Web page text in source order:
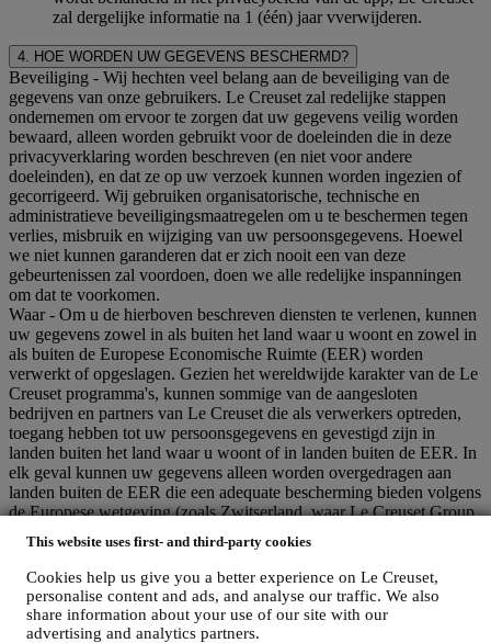
This website uses first- and third-party cookies
Cookies help us give you a better experience on Le Creuset,
personalise content and ads, and analyse our traffic. We also
share information about your use of our site with our
advertising and analytics partners.
zal dergelijke informatie na 1 (één) jaar vverwijderen.
4. HOE WORDEN UW GEGEVENS BESCHERMD?
Beveiliging - Wij hechten veel belang aan de beveiliging van de
gegevens van onze gebruikers. Le Creuset zal redelijke stappen
ondernemen om ervoor te zorgen dat uw gegevens veilig worden
bewaard, alleen worden gebruikt voor de doeleinden die in deze
privacyverklaring worden beschreven (en niet voor andere
doeleinden), en dat ze op uw verzoek kunnen worden ingezien of
gecorrigeerd. Wij gebruiken organisatorische, technische en
administratieve beveiligingsmaatregelen om u te beschermen tegen
verlies, misbruik en wijziging van uw persoonsgegevens. Hoewel
we niet kunnen garanderen dat er zich nooit een van deze
gebeurtenissen zal voordoen, doen we alle redelijke inspanningen
om dat te voorkomen.
Waar- Om u de hierboven beschreven diensten te verlenen, kunnen
uw gegevens zowel in als buiten het land waar u woont en zowel in
als buiten de Europese Economische Ruimte (EER) worden
verwerkt of opgeslagen. Gezien het wereldwijde karakter van de Le
Creuset programma's, kunnen sommige van de aangesloten
bedrijven en partners van Le Creuset die als verwerkers optreden,
toegang hebben tot uw persoonsgegevens en gevestigd zijn in
landen buiten het land waar u woont of in landen buiten de EER. In
elk geval kunnen uw gegevens alleen worden overgedragen aan
landen buiten de EER die een adequate bescherming bieden volgens
de Europese wetgeving (zoals Zwitserland, waar Le Creuset Group
contractuele regelingen om de naleving van de Europese regels en
normen voor de bescherming van persoonsgegevens te waarborgen
(wij gebruiken bijvoorbeeld de modelclausules van de Europese
Commissie voor onze contracten voor gegevensverwerking).
Wanneer uw persoonsgegevens naar andere landen dan het land